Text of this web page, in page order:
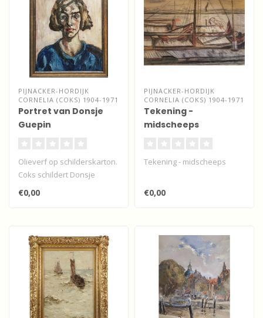
PIJNACKER-HORDIJK
CORNELIA (COKS) 1904-1971
Portret van Donsje
Guepin
Olieverf op schilderskarton.
Coks schildert Donsje
Guepin. Dit werk hangt
vanaf ..
€0,00
PIJNACKER-HORDIJK
CORNELIA (COKS) 1904-1971
Tekening -
midscheeps
Tekening - midscheeps
€0,00